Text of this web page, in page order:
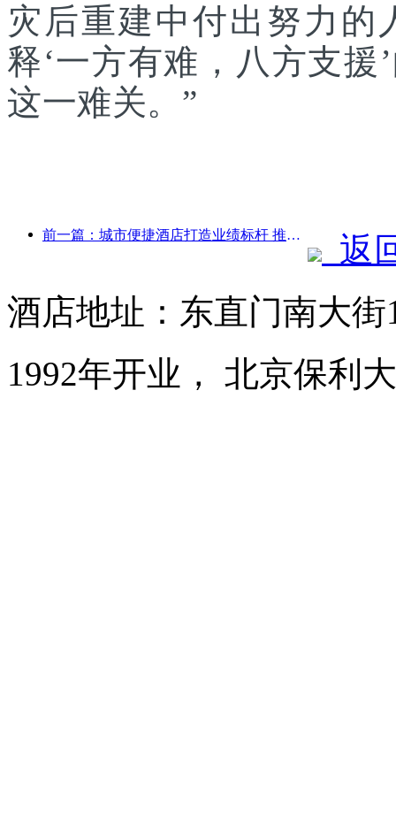
灾后重建中付出努力的
释‘一方有难，八方支
这一难关。”
前一篇：城市便捷酒店打造业绩标杆 推动行业向上发展
返
酒店地址：东直门南大
1992年开业， 北京保